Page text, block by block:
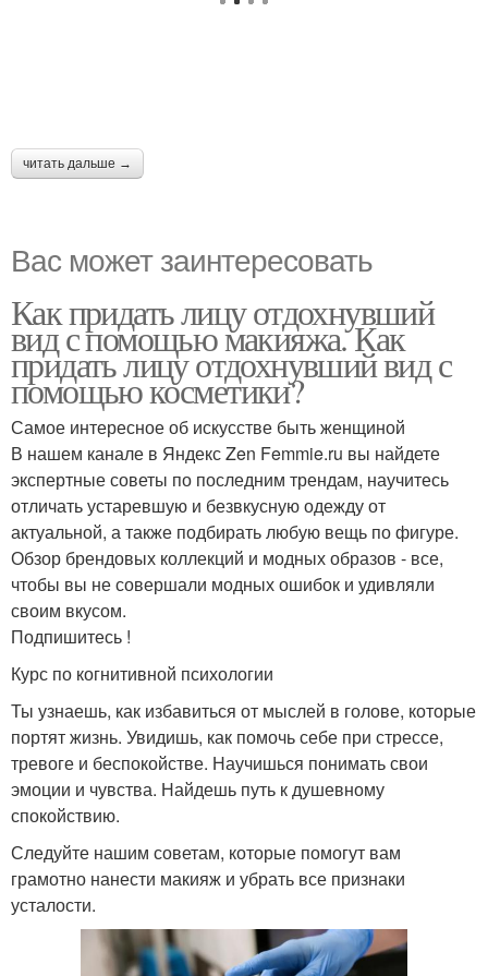
читать дальше →
Вас может заинтересовать
Как придать лицу отдохнувший
вид с помощью макияжа. Как
придать лицу отдохнувший вид с
помощью косметики?
Самое интересное об искусстве быть женщиной
В нашем канале в Яндекс Zen Femmie.ru вы найдете
экспертные советы по последним трендам, научитесь
отличать устаревшую и безвкусную одежду от
актуальной, а также подбирать любую вещь по фигуре.
Обзор брендовых коллекций и модных образов - все,
чтобы вы не совершали модных ошибок и удивляли
своим вкусом.
Подпишитесь !
Курс по когнитивной психологии
Ты узнаешь, как избавиться от мыслей в голове, которые
портят жизнь. Увидишь, как помочь себе при стрессе,
тревоге и беспокойстве. Научишься понимать свои
эмоции и чувства. Найдешь путь к душевному
спокойствию.
Следуйте нашим советам, которые помогут вам
грамотно нанести макияж и убрать все признаки
усталости.